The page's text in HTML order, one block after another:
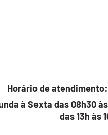
Horário de atendimento:
à Sexta das 08h30 às
13h às